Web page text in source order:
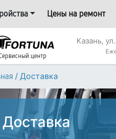
Цены на ремонт
центр
Казань,
/ Доставка
Доставка